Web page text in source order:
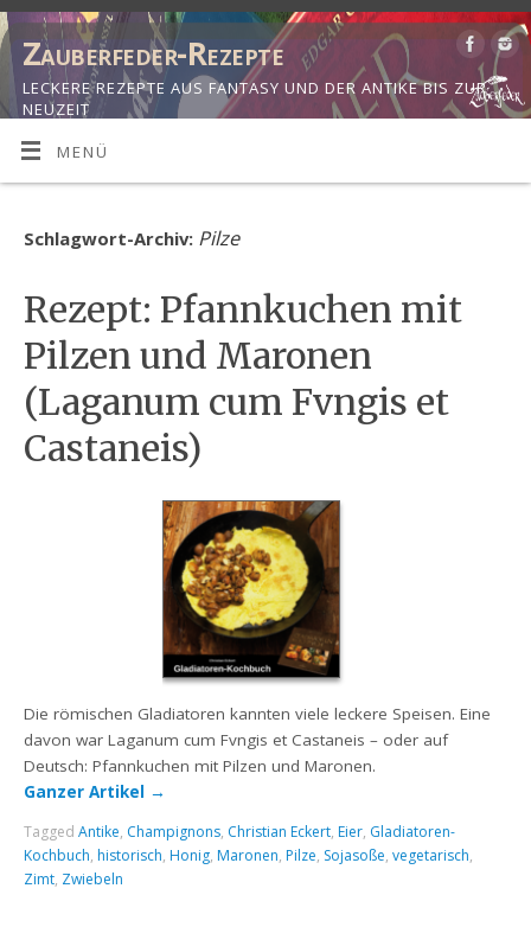
Zauberfeder-Rezepte
LECKERE REZEPTE AUS FANTASY UND DER ANTIKE BIS ZUR
NEUZEIT
MENÜ
Schlagwort-Archiv: Pilze
Rezept: Pfannkuchen mit
Pilzen und Maronen
(Laganum cum Fvngis et
Castaneis)
Die römischen Gladiatoren kannten viele leckere Speisen. Eine
davon war Laganum cum Fvngis et Castaneis – oder auf
Deutsch: Pfannkuchen mit Pilzen und Maronen.
Ganzer Artikel →
TaggedAntike, Champignons, Christian Eckert, Eier, Gladiatoren-
Kochbuch, historisch, Honig, Maronen, Pilze, Sojasoße,vegetarisch,
Zimt, Zwiebeln